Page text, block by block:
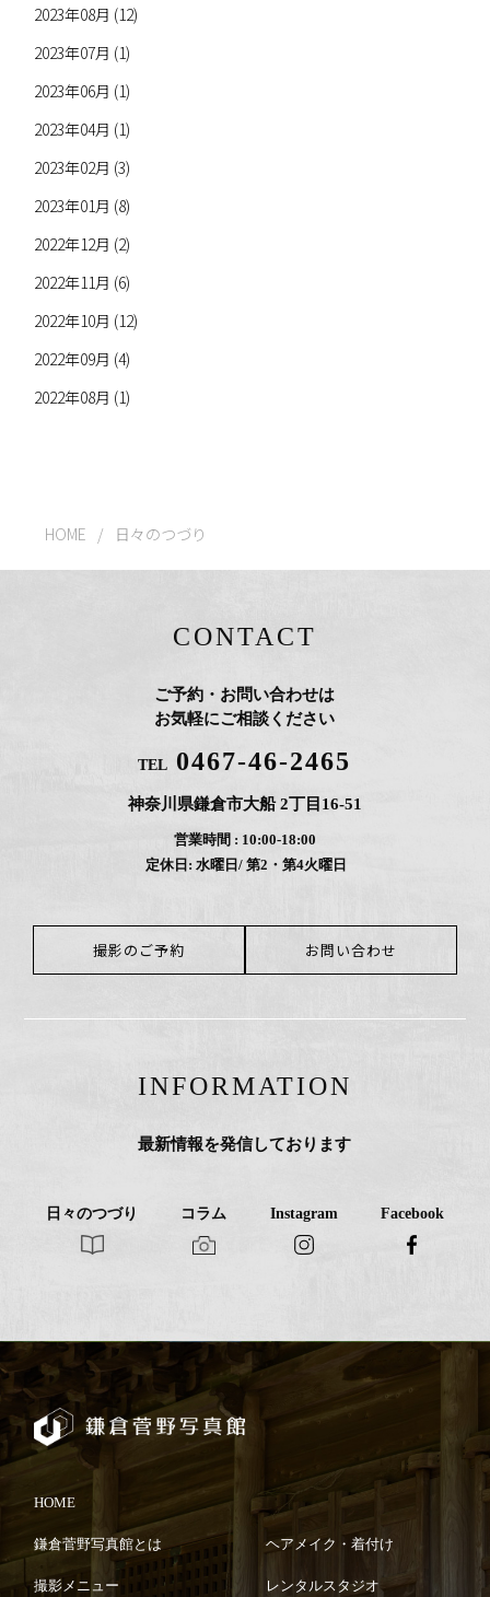
2023年08月 (12)
2023年07月 (1)
2023年06月 (1)
2023年04月 (1)
2023年02月 (3)
2023年01月 (8)
2022年12月 (2)
2022年11月 (6)
2022年10月 (12)
2022年09月 (4)
2022年08月 (1)
HOME / 日々のつづり
CONTACT
ご予約・お問い合わせは
お気軽にご相談ください
TEL 0467-46-2465
神奈川県鎌倉市大船 2丁目16-51
営業時間 : 10:00-18:00
定休日: 水曜日/ 第2・第4火曜日
撮影のご予約 お問い合わせ
INFORMATION
最新情報を発信しております
日々のつづり コラム Instagram Facebook
HOME
鎌倉菅野写真館とは
撮影メニュー
ヘアメイク・着付け
レンタルスタジオ